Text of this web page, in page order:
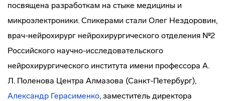
посвящена разработкам на стыке медицины и
микроэлектроники. Спикерами стали Олег Нездоровин,
врач-нейрохирург нейрохирургического отделения №2
Российского научно-исследовательского
нейрохирургического института имени профессора А.
Л. Поленова Центра Алмазова (Санкт-Петербург),
Александр Герасименко, заместитель директора